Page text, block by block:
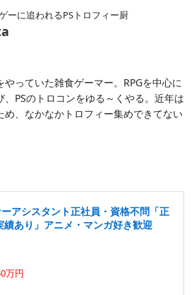
ーに追われるPSトロフィー厨
っていた雑食ゲーマー。RPGを中心に
PSのトロコンをゆる～くやる。近年は
め、なかなかトロフィー集めできてない
アシスタント正社員・資格不問「正
あり」アニメ・マンガ好き歓迎
万円